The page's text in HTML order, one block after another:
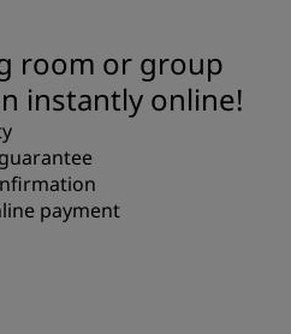
raak
the Day
arrangementen
room or group
instantly online!
payment